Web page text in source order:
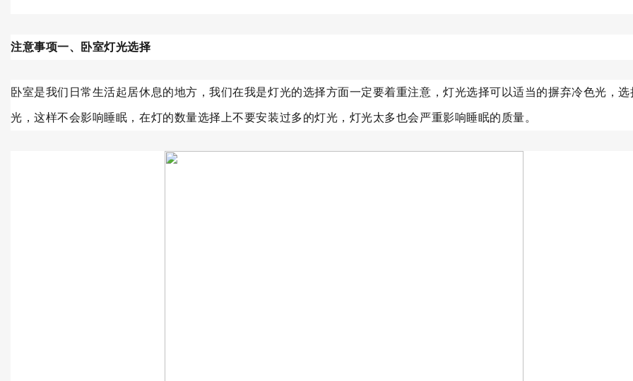
注意事项一、卧室灯光选择
卧室是我们日常生活起居休息的地方，我们在我是灯光的选择方面一定要着重注意，灯光选择可以适当的摒弃冷色光，选
光，这样不会影响睡眠，在灯的数量选择上不要安装过多的灯光，灯光太多也会严重影响睡眠的质量。